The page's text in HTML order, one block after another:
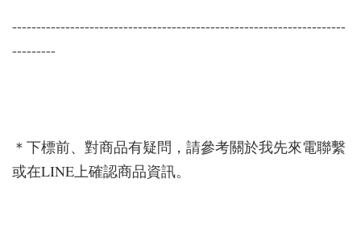
---------------------------------------------------------------------
---------
＊下標前、對商品有疑問，請參考關於我先來電聯繫
或在LINE上確認商品資訊。